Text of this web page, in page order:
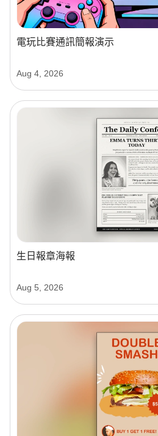
電玩比賽通訊簡報演示
Aug 4, 2026
生日報章海報
Aug 5, 2026